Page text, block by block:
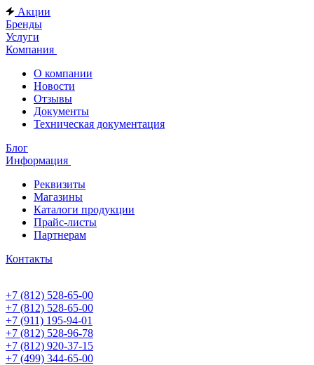
Акции
Бренды
Услуги
Компания
О компании
Новости
Отзывы
Документы
Техническая документация
Блог
Информация
Реквизиты
Магазины
Каталоги продукции
Прайс-листы
Партнерам
Контакты
+7 (812) 528-65-00
+7 (812) 528-65-00
+7 (911) 195-94-01
+7 (812) 528-96-78
+7 (812) 920-37-15
+7 (499) 344-65-00